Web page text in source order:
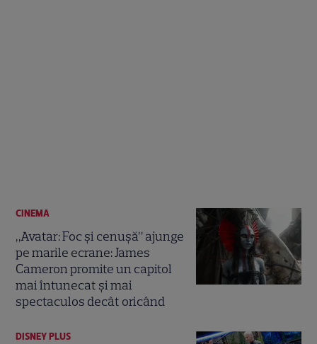
CINEMA
„Avatar: Foc și cenușă” ajunge
pe marile ecrane: James
Cameron promite un capitol
mai întunecat și mai
spectaculos decât oricând
DISNEY PLUS